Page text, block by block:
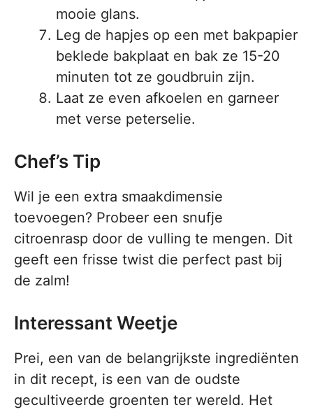
mooie glans.
Leg de hapjes op een met bakpapier
beklede bakplaat en bak ze 15-20
minuten tot ze goudbruin zijn.
Laat ze even afkoelen en garneer
met verse peterselie.
Chef’s Tip
Wil je een extra smaakdimensie
toevoegen? Probeer een snufje
citroenrasp door de vulling te mengen. Dit
geeft een frisse twist die perfect past bij
de zalm!
Interessant Weetje
Prei, een van de belangrijkste ingrediënten
in dit recept, is een van de oudste
gecultiveerde groenten ter wereld. Het